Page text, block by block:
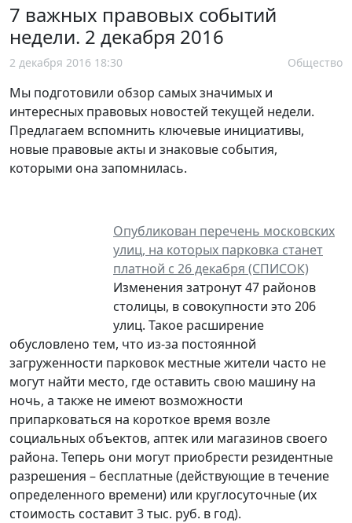
7 важных правовых событий
недели. 2 декабря 2016
2 декабря 2016 18:30 Общество
Мы подготовили обзор самых значимых и
интересных правовых новостей текущей недели.
Предлагаем вспомнить ключевые инициативы,
новые правовые акты и знаковые события,
которыми она запомнилась.
Опубликован перечень московских
улиц, на которых парковка станет
платной с 26 декабря (СПИСОК)
Изменения затронут 47 районов
столицы, в совокупности это 206
улиц. Такое расширение
обусловлено тем, что из-за постоянной
загруженности парковок местные жители часто не
могут найти место, где оставить свою машину на
ночь, а также не имеют возможности
припарковаться на короткое время возле
социальных объектов, аптек или магазинов своего
района. Теперь они могут приобрести резидентные
разрешения – бесплатные (действующие в течение
определенного времени) или круглосуточные (их
стоимость составит 3 тыс. руб. в год).